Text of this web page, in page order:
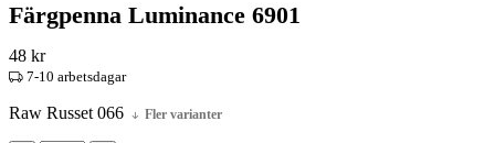
Färgpenna Luminance 6901
48 kr
7-10 arbetsdagar
Raw Russet 066 Fler varianter